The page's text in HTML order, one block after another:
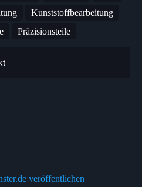
Kunststoffbearbeitung
Präzisionsteile
veröffentlichen